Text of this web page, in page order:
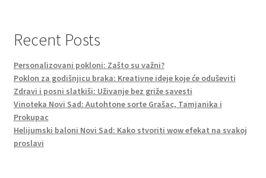
Recent Posts
Personalizovani pokloni: Zašto su važni?
Poklon za godišnjicu braka: Kreativne ideje koje će oduševiti
Zdravi i posni slatkiši: Uživanje bez griže savesti
Vinoteka Novi Sad: Autohtone sorte Grašac, Tamjanika i
Prokupac
Helijumski baloni Novi Sad: Kako stvoriti wow efekat na svakoj
proslavi